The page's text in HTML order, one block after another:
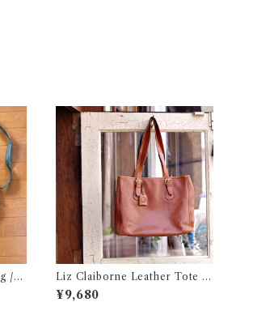
/リ
古
Liz Claiborne Leather Tote B
ag / リズ クレイボーン レザー ト
ートバック 古着
¥9,680